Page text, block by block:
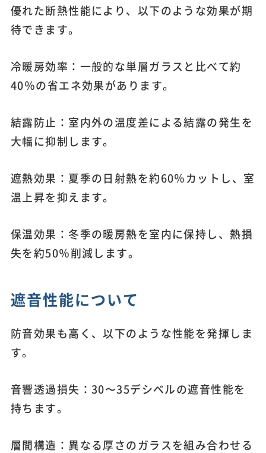
優れた断熱性能により、以下のような効果が期
待できます。
冷暖房効率：一般的な単層ガラスと比べて約
40％の省エネ効果があります。
結露防止：室内外の温度差による結露の発生を
大幅に抑制します。
遮熱効果：夏季の日射熱を約60％カットし、室
温上昇を抑えます。
保温効果：冬季の暖房熱を室内に保持し、熱損
失を約50％削減します。
遮音性能について
防音効果も高く、以下のような性能を発揮しま
す。
音響透過損失：30〜35デシベルの遮音性能を
持ちます。
層間構造：異なる厚さのガラスを組み合わせる